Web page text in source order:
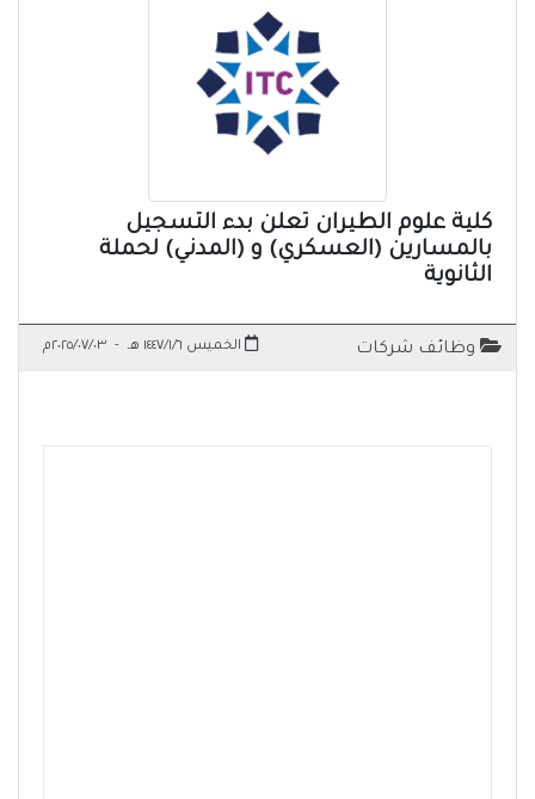
كلية علوم الطيران تعلن بدء التسجيل
بالمسارين (العسكري) و (المدني) لحملة
الثانوية
وظائف شركات الخميس ١٤٤٧/١/٦ هـ - ٢٠٢٥/٠٧/٠٣م